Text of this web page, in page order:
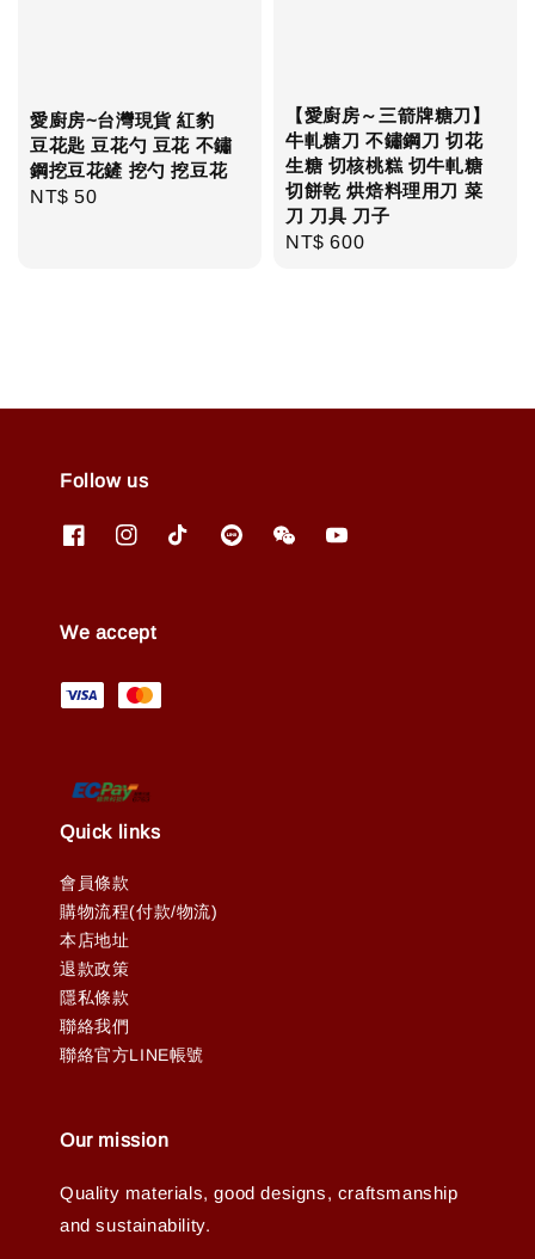
愛廚房~台灣現貨 紅豹
豆花匙 豆花勺 豆花 不鏽
鋼挖豆花鏟 挖勺 挖豆花
Regular
NT$ 50
【愛廚房～三箭牌糖刀】
牛軋糖刀 不鏽鋼刀 切花
生糖 切核桃糕 切牛軋糖
切餅乾 烘焙料理用刀 菜
刀 刀具 刀子
Regular
NT$ 600
Follow us
We accept
Quick links
會員條款
購物流程(付款/物流)
本店地址
退款政策
隱私條款
聯絡我們
聯絡官方LINE帳號
Our mission
Quality materials, good designs, craftsmanship
and sustainability.